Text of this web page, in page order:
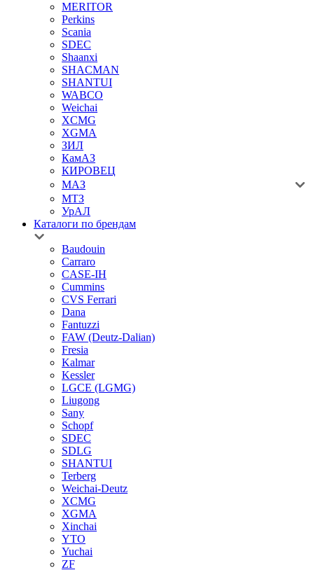
MERITOR
Perkins
Scania
SDEC
Shaanxi
SHACMAN
SHANTUI
WABCO
Weichai
XCMG
XGMA
ЗИЛ
КамАЗ
КИРОВЕЦ
МАЗ
МТЗ
УрАЛ
Каталоги по брендам
Baudouin
Carraro
CASE-IH
Cummins
CVS Ferrari
Dana
Fantuzzi
FAW (Deutz-Dalian)
Fresia
Kalmar
Kessler
LGCE (LGMG)
Liugong
Sany
Schopf
SDEC
SDLG
SHANTUI
Terberg
Weichai-Deutz
XCMG
XGMA
Xinchai
YTO
Yuchai
ZF